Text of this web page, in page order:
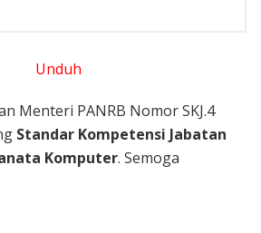
Unduh
Menteri PANRB Nomor SKJ.4
Standar Kompetensi Jabatan
Komputer. Semoga